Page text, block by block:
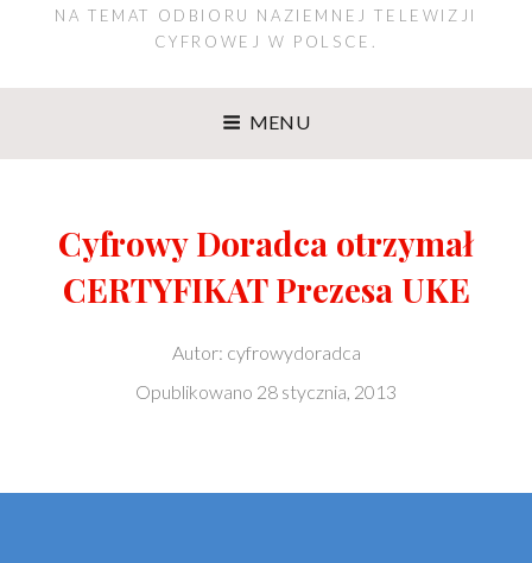
NA TEMAT ODBIORU NAZIEMNEJ TELEWIZJI
CYFROWEJ W POLSCE.
MENU
Cyfrowy Doradca otrzymał
CERTYFIKAT Prezesa UKE
Autor: cyfrowydoradca
Opublikowano 28 stycznia, 2013